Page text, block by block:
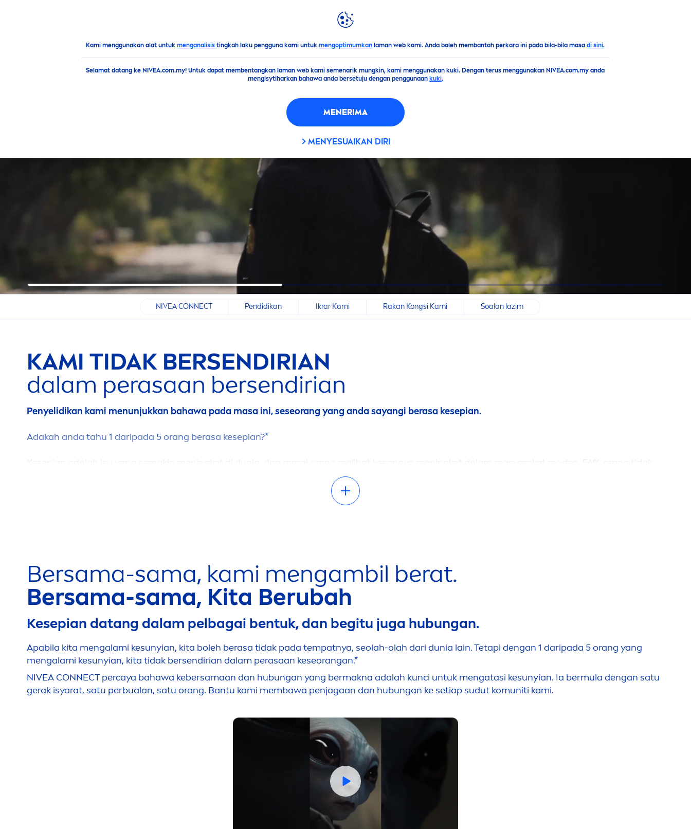
Kami menggunakan alat untukmenganalisis tingkah laku pengguna kami untukmengoptimumkan laman web kami. Anda boleh membantah perkara ini pada bila-bila masadi sini.
Selamat datang ke NIVEA.com.my! Untuk dapat membentangkan laman web kami semenarik mungkin, kami menggunakan kuki. Dengan terus menggunakan NIVEA.com.my anda
mengisytiharkan bahawa anda bersetuju dengan penggunaan kuki.
MENERIMA
MENYESUAIKAN DIRI
Jenama & Syarikat NIVEAConnect
NIVEA CONNECT Pendidikan Ikrar Kami Rakan Kongsi Kami Soalan lazim
KAMI TIDAK BERSENDIRIAN
dalam perasaan bersendirian
Penyelidikan kami menunjukkan bahawa pada masa ini, seseorang yang anda sayangi berasa kesepian.
Adakah anda tahu 1 daripada 5 orang berasa kesepian?*
Kesepian adalah isu yang semakin ingkat di dunia, dan ramai orang melihat kesannya
ingkat dalam masyarakat moden. 56% orang tidak
berasa selesa meminta sokongan* dan disatukan, isu-isu ini mempunyai potensi risiko kesihatan yang boleh mempengaruhi jangka hayat
Bersama-sama, kami mengambil berat.
Bersama-sama, Kita Berubah
Kesepian datang dalam pelbagai bentuk, dan begitu juga hubungan.
Apabila kita mengalami kesunyian, kita boleh berasa tidak pada tempatnya, seolah-olah dari dunia lain. Tetapi dengan 1 daripada 5 orang yang
mengalami kesunyian, kita tidak bersendirian dalam perasaan keseorangan.*
NIVEA CONNECT percaya bahawa kebersamaan dan hubungan yang bermakna adalah kunci untuk mengatasi kesunyian. Ia bermula dengan satu
gerak isyarat, satu perbualan, satu orang. Bantu kami membawa penjagaan dan hubungan ke setiap sudut komuniti kami.